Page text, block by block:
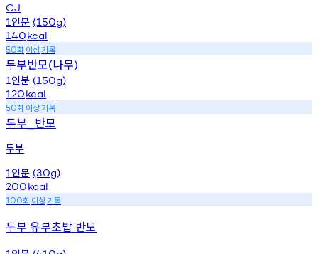
CJ
1 인분 (150g)
140kcal
50회 이상기록
두부반모(나무)
1 인분 (150g)
120kcal
50회 이상기록
두부 반모
두부
1 인분 (30g)
200kcal
100회 이상기록
두부 유부초밥 반모